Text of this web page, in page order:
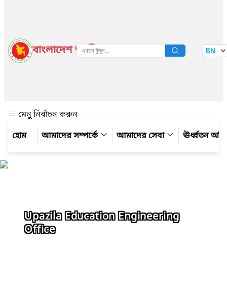
বাংলাদেশ জাতীয় তথ্য বাতায়ন BN
মেনু নির্বাচন করুন
আমাদের সম্পর্কে
আমাদের সেবা ঊর্ধ্বতন
Upazila Education Engineering
Office